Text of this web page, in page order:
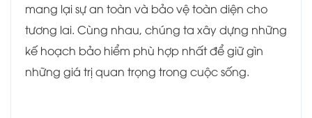
mang lại sự an toàn và bảo vệ toàn diện cho
tương lai. Cùng nhau, chúng ta xây dựng những
kế hoạch bảo hiểm phù hợp nhất để giữ gìn
những giá trị quan trọng trong cuộc sống.